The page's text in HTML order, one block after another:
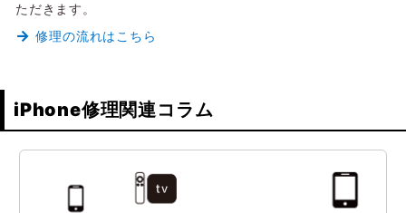
ただきます。
修理の流れはこちら
iPhone修理関連コラム